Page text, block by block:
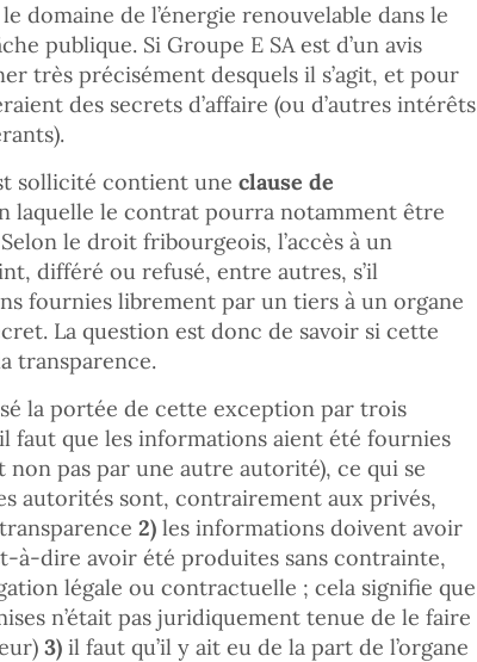
domaine de l’énergie renouvelable dans le
publique. Si Groupe E SA est d’un avis
très précisément desquels il s’agit, et pour
des secrets d’affaire (ou d’autres intérêts
sollicité contient une clause de
laquelle le contrat pourra notamment être
le droit fribourgeois, l’accès à un
différé ou refusé, entre autres, s’il
fournies librement par un tiers à un organe
La question est donc de savoir si cette
transparence.
la portée de cette exception par trois
il faut que les informations aient été fournies
pas par une autre autorité), ce qui se
autorités sont, contrairement aux privés,
2) les informations doivent avoir
à-dire avoir été produites sans contrainte,
légale ou contractuelle ; cela signifie que
n’était pas juridiquement tenue de le faire
3) il faut qu’il y ait eu de la part de l’organe